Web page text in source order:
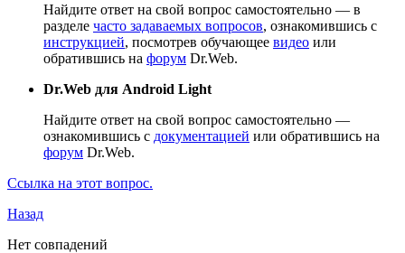
Найдите ответ на свой вопрос самостоятельно — в
разделе часто задаваемых вопросов, ознакомившись с
инструкцией, посмотрев обучающее видео или
обратившись на форум Dr.Web.
Dr.Web для Android Light
Найдите ответ на свой вопрос самостоятельно —
ознакомившись с документацией или обратившись на
форум Dr.Web.
Ссылка на этот вопрос.
Назад
Нет совпадений